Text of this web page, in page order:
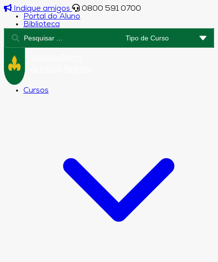
Indique amigos
0800 591 0700
Portal do Aluno
Biblioteca
Cursos